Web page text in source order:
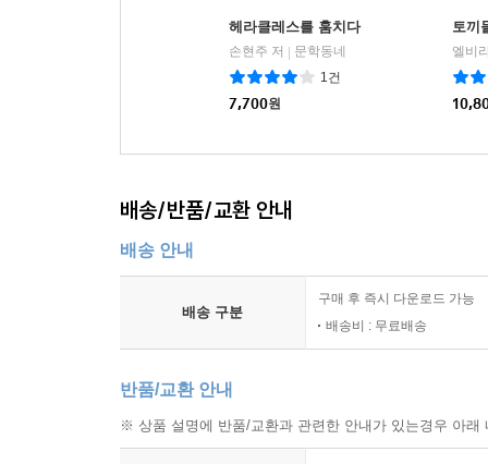
헤라클레스를 훔치다
손현주 저
문학동네
1건
7,700원
토끼
엘비
배송/반품/교환 안내
배송 안내
배송 구분
구매 후 즉시 다운로드 가능
배송비 : 무료배송
반품/교환 안내
※ 상품 설명에 반품/교환과 관련한 안내가 있는경우 아